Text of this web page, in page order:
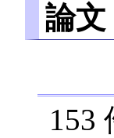
論文
153